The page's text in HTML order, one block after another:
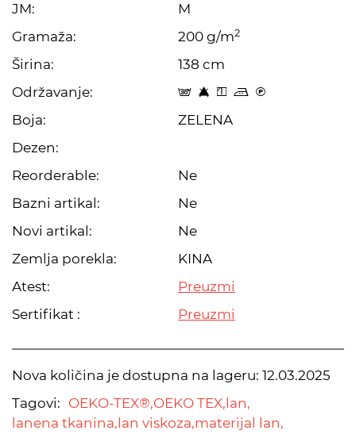
JM:
M
Gramaža:
200 g/m2
Širina:
138 cm
Održavanje:
s 8 y p C
Boja:
ZELENA
Dezen:
Reorderable:
Ne
Bazni artikal:
Ne
Novi artikal:
Ne
Zemlja porekla:
KINA
Atest:
Preuzmi
Sertifikat :
Preuzmi
Nova količina je dostupna na lageru: 12.03.2025
Tagovi: OEKO-TEX®,OEKO TEX, lan,
lanena tkanina, lan viskoza,materijal lan,